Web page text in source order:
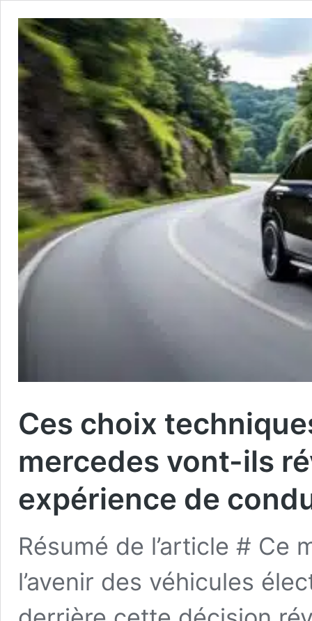
Ces choix
mercedes vont-ils
expérience de
Résumé de l’article # Ce
l’avenir des véhicules